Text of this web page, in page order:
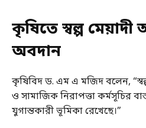
কৃষিতে স্বল্প
অবদান
কৃষিবিদ ড. এম এ মজিদ বলেন,
ও সামাজিক নিরাপত্তা কর্মসূচির
যুগান্তকারী ভূমিকা রেখেছে।”